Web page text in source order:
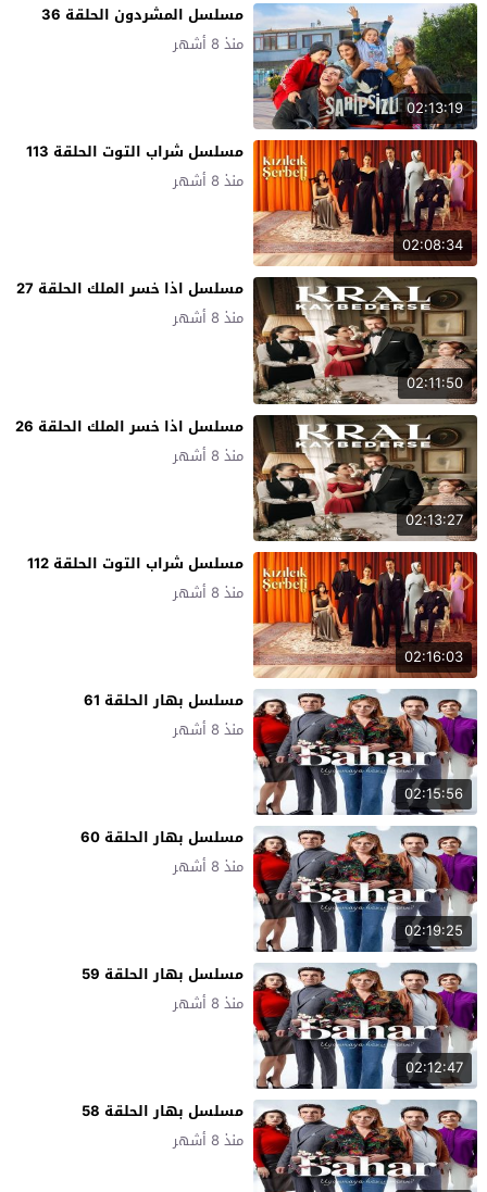
02:13:19
مسلسل المشردون الحلقة 36
منذ 8 أشهر
02:08:34
مسلسل شراب التوت الحلقة 113
منذ 8 أشهر
02:11:50
مسلسل اذا خسر الملك الحلقة 27
منذ 8 أشهر
02:13:27
مسلسل اذا خسر الملك الحلقة 26
منذ 8 أشهر
02:16:03
مسلسل شراب التوت الحلقة 112
منذ 8 أشهر
02:15:56
مسلسل بهار الحلقة 61
منذ 8 أشهر
02:19:25
مسلسل بهار الحلقة 60
منذ 8 أشهر
02:12:47
مسلسل بهار الحلقة 59
منذ 8 أشهر
مسلسل بهار الحلقة 58
منذ 8 أشهر